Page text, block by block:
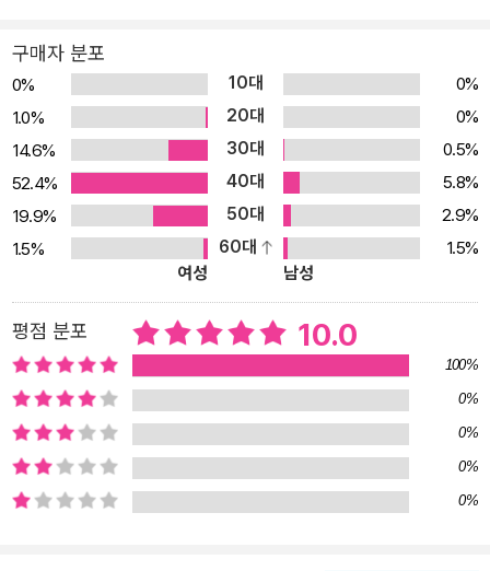
그림 공책에 기영이만 그릴 것이라고 다짐한다. 외로움을 다스리고
친구에게 다가가는 민서만의 방식인 것이다. 황선미 작가는 작품을
통해 혼자서도 잘 지낼 수 있음을 표현한 동시에, 성모와 같이 남을 잘
웃기고 모두의 관심을 끄는 아이도 사실은 외톨이일 수 있다고 말한
다. 혼자가 될까 봐 큰 소리를 내고 관심을 끌려고 애쓸지도 모른다고.
성모와 같은 아이도 외롭지 않으려고 노력할 것이라고. 이것 또한 외
로움을 다스리는 성모만의 방식일 테다. 《초대받은 아이들》을 다 읽
고 나면, 어울림을 처음 배워가는 초등학교 아이들의 서툰 인간 관계
따뜻하고 섬세한 일러스트 민서는 집요한 관찰력으로 좋아하는 친구
의 모습을 그린다. 일러스트를 맡은 이명애 작가는 그런 민서의 시선
을 좇아, 성모 및 초대받은 아이들의 역동적이고 활발한 동작과 표정
을 생생하게 살렸다. 반면 초대받지 못한 민서는 소극적인 자세와 울
적하고 시무룩한 표정으로 그려 냈다. 그리하여 초대받은 아이들과
민서 간의 희비가 더욱 극명하게 비추어 지고, 독자가 민서의 외로운
마음에 더 깊이 공감할 수 있도록 한다. 물론 좌절을 극복한 민서의 개
구매자 분포
0% 10대
0%
1.0%
20대
0%
14.6%
30대
0.5%
52.4%
40대
5.8%
19.9%
50대
2.9%
1.5%
60대
1.5%
여성
남성
평점 분포 10.0
100%
0%
0%
0%
0%